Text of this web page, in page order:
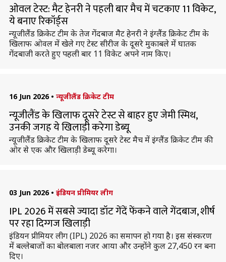
ओवल टेस्ट: मैट हेनरी ने पहली बार मैच में चटकाए 11 विकेट,
ये बनाए रिकॉर्ड्स
न्यूजीलैंड क्रिकेट टीम के तेज गेंदबाज मैट हेनरी ने इंग्लैंड क्रिकेट टीम के
खिलाफ ओवल में खेले गए टेस्ट सीरीज के दूसरे मुकाबले में घातक
गेंदबाजी करते हुए पहली बार 11 विकेट अपने नाम किए।
16 Jun 2026 • न्यूजीलैंड क्रिकेट टीम
न्यूजीलैंड के खिलाफ दूसरे टेस्ट से बाहर हुए जेमी स्मिथ,
उनकी जगह ये खिलाड़ी करेगा डेब्यू
न्यूजीलैंड क्रिकेट टीम के खिलाफ दूसरे टेस्ट मैच में इंग्लैंड क्रिकेट टीम की
ओर से एक और खिलाड़ी डेब्यू करेगा।
03 Jun 2026 • इंडियन प्रीमियर लीग
IPL 2026 में सबसे ज्यादा डॉट गेंदें फेंकने वाले गेंदबाज, शीर्ष
पर रहा दिग्गज खिलाड़ी
इंडियन प्रीमियर लीग (IPL) 2026 का समापन हो गया है। इस संस्करण
में बल्लेबाजों का बोलबाला नजर आया और उन्होंने कुल 27,450 रन बना
दिए।